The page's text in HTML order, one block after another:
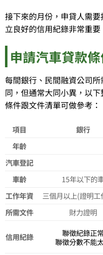
接下來的月份，申貸人需
立良好的信用紀錄非常重要
申請汽車貸款
每間銀行、民間融資公司
同，但通常大同小異，以
條件跟文件清單可做參考：
項目 銀行
年齡
汽車登記
車齡
15年以下的
工作年資
三個月以上(證明工
所需文件
財力證明
信用紀錄
聯徵紀錄正
聯徵分數不能